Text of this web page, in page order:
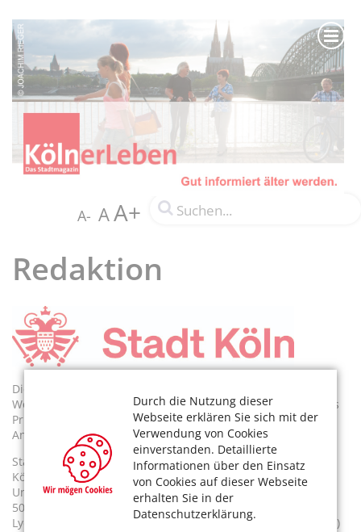
Durch die Nutzung dieser
Webseite erklären Sie sich mit der
Verwendung von Cookies
einverstanden. Detaillierte
Informationen über den Einsatz
von Cookies auf dieser Webseite
erhalten Sie in der
Datenschutzerklärung.
A- AA+
Redaktion
Die Stadt Köln, Dezernat für Soziales, Gesundheit und
Wohnen ist verantwortlich für die redaktionellen Inhalte des
Printmagazins und des Onlineauftrittes. Fragen und
Anregungen richten Sie bitte an die Redaktion.
Stadt Köln
KölnerLeben
Unter Goldschmied 6
50667 Köln
Lydia Schneider-Benjamin (verantwortliche Chefredakteurin)